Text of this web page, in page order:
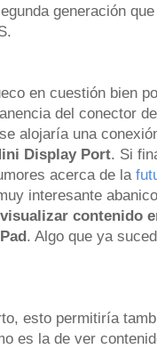
generación
en cuestión bien
del conector
alojaría una
Display Port. Si
acerca de la
interesante
visualizar contenido
. Algo que ya
esto permitiría
es la de ver